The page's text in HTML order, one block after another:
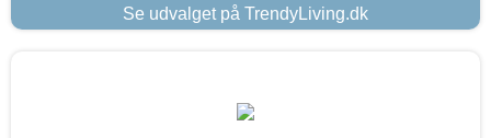
Se udvalget på TrendyLiving.dk